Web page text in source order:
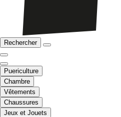
Rechercher
Puericulture
Chambre
Vêtements
Chaussures
Jeux et Jouets